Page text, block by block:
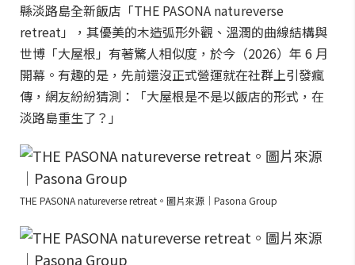
縣淡路島全新飯店「THE PASONA natureverse
retreat」，其優美的木造弧形外觀、溫潤的曲線結構與
世博「大屋根」有著驚人相似度，於今（2026）年 6 月
開幕。有趣的是，先前還沒正式營運就在社群上引發瘋
傳，網友紛紛猜測：「大屋根是不是以飯店的形式，在
淡路島重生了？」
THE PASONA natureverse retreat。圖片來源｜Pasona Group